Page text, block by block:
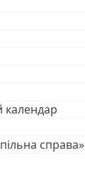
справа»